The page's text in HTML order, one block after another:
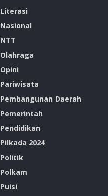
Literasi
Nasional
NTT
Olahraga
Opini
Pariwisata
Pembangunan Daerah
Pemerintah
Pendidikan
Pilkada 2024
Politik
Polkam
Puisi